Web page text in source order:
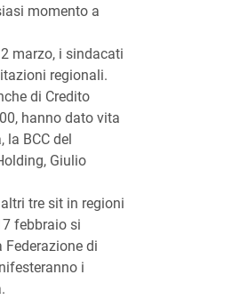
momento a
marzo, i sindacati
regionali.
di Credito
hanno dato vita
BCC del
Giulio
tre sit in regioni
febbraio si
di
i